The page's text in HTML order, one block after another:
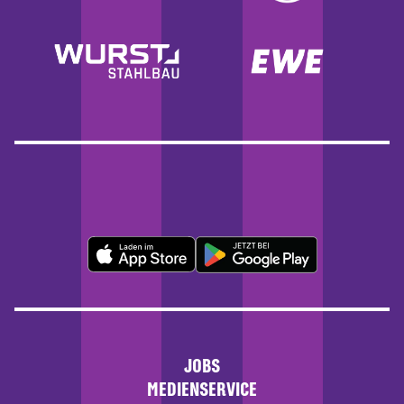
JOBS
MEDIENSERVICE